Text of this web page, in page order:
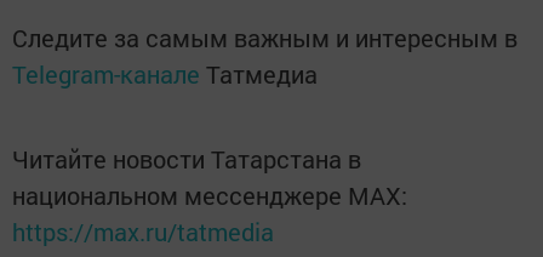
Следите за самым важным и интересным в
Telegram-канале Татмедиа
Читайте новости Татарстана в
национальном мессенджере MАХ:
https://max.ru/tatmedia